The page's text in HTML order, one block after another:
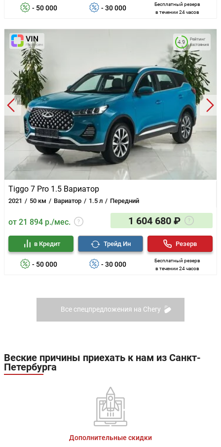
- 50 000 - 30 000
Бесплатный резерв
в течении 24 часов
Tiggo 7 Pro 1.5 Вариатор
2021 50 км Вариатор 1.5 л Передний
Рейтинг
состояния
4.9
от 21 894 р./мес. 1 604 680 ₽
- 50 000
в Кредит
- 30 000
Трейд Ин
Бесплатный резерв
в течении 24 часов
Резерв
Все спецпредложения на Chery
Веские причины приехать к нам из Санкт-
Петербурга
Дополнительные скидки